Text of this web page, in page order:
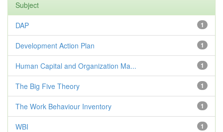
Subject
1
DAP
1
Development Action Plan
1
Human Capital and Organization Ma...
1
The Big Five Theory
1
The Work Behaviour Inventory
1
WBI